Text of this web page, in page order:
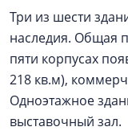
Три из шести
наследия. Общая
пяти корпусах
218 кв.м),
Одноэтажное
выставочный зал.